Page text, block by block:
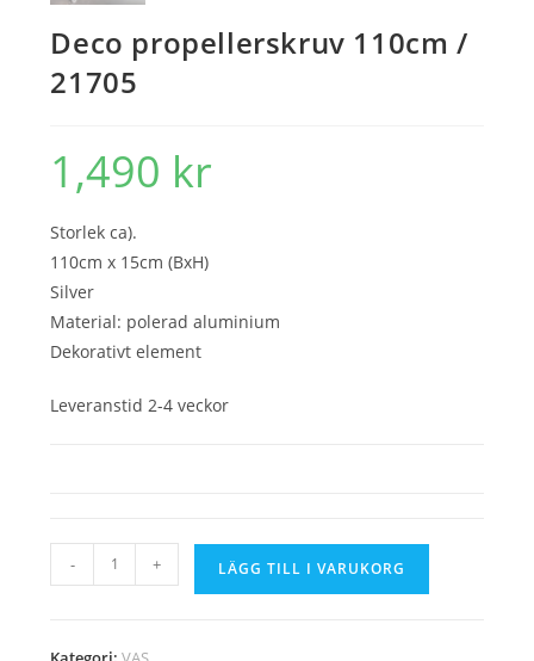
Deco propellerskruv 110cm /
21705
1,490 kr
Storlek ca).
110cm x 15cm (BxH)
Silver
Material: polerad aluminium
Dekorativt element
Leveranstid 2-4 veckor
propellerskruv
- + LÄGG TILL I VARUKORG